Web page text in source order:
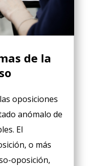
de la
oposiciones
anómalo de
El
o más
oposición,